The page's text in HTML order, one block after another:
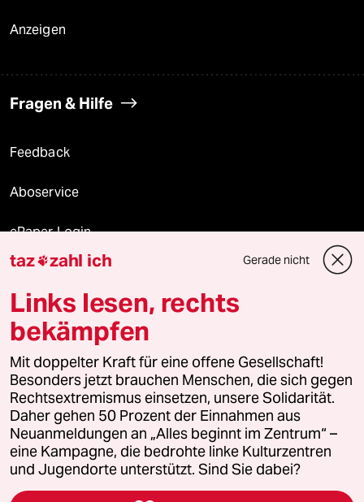
Anzeigen
Fragen & Hilfe
Feedback
Aboservice
ePaper Login
Downloads für Abonnierende
© 2026 taz Verlags und Vertriebs GmbH
Alle Rechte vorbehalten. Bei rechtlichen Fragen oder für Genehmigungen
wenden Sie sich bitte an
lizenzen@taz.de
Feedback Redaktionsstatut Kommune-Richtlinien
Leitlinie Informant Datenschutz Impressum AGB
taz zahl ich Gerade nicht
Links lesen, rechts
bekämpfen
Mit doppelter Kraft für eine offene Gesellschaft!
Besonders jetzt brauchen Menschen, die sich gegen
Rechtsextremismus einsetzen, unsere Solidarität.
Daher gehen 50 Prozent der Einnahmen aus
Neuanmeldungen an „Alles beginnt im Zentrum“ –
eine Kampagne, die bedrohte linke Kulturzentren
und Jugendorte unterstützt. Sind Sie dabei?